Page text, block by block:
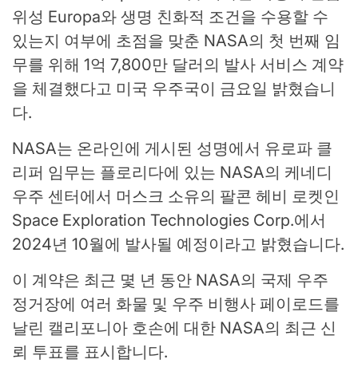
위성 Europa와 생명 친화적 조건을 수용할 수
있는지 여부에 초점을 맞춘 NASA의 첫 번째 임
무를 위해 1억 7,800만 달러의 발사 서비스 계약
을 체결했다고 미국 우주국이 금요일 밝혔습니
다.
NASA는 온라인에 게시된 성명에서 유로파 클
리퍼 임무는 플로리다에 있는 NASA의 케네디
우주 센터에서 머스크 소유의 팔콘 헤비 로켓인
Space Exploration Technologies Corp.에서
2024년 10월에 발사될 예정이라고 밝혔습니다.
이 계약은 최근 몇 년 동안 NASA의 국제 우주
정거장에 여러 화물 및 우주 비행사 페이로드를
날린 캘리포니아 호손에 대한 NASA의 최근 신
뢰 투표를 표시합니다.